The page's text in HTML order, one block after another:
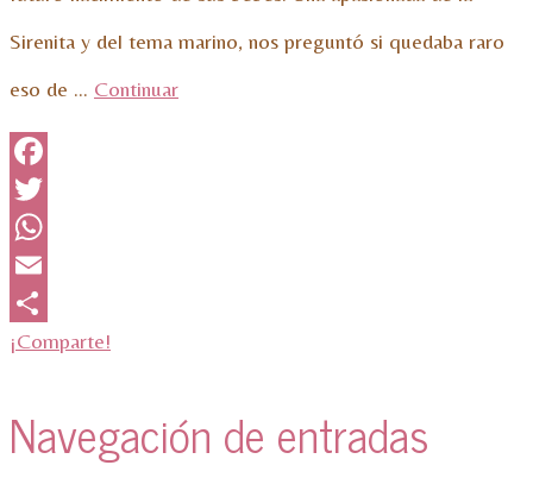
Sirenita y del tema marino, nos preguntó si quedaba raro
eso de … Continuar
Facebook
Twitter
WhatsApp
Email
¡Comparte!
Navegación de entradas